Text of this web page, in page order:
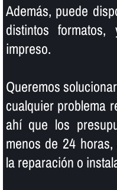
Además, puede
distintos
impreso.
Queremos
cualquier problema
ahí­ que los
menos de 24
la reparación o